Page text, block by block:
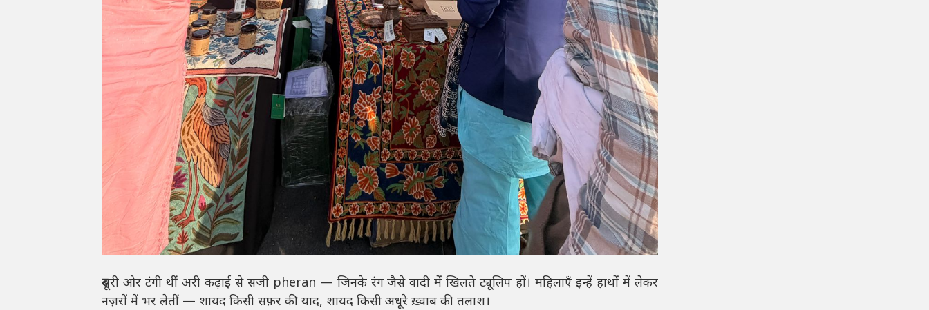
दूसरी ओर टंगी थीं अरी कढ़ाई से सजी pheran — जिनके रंग जैसे वादी में खिलते ट्यूलिप हों। महिलाएँ इन्हें हाथों में लेकर
नज़रों में भर लेतीं — शायद किसी सफ़र की याद, शायद किसी अधूरे ख़्वाब की तलाश।